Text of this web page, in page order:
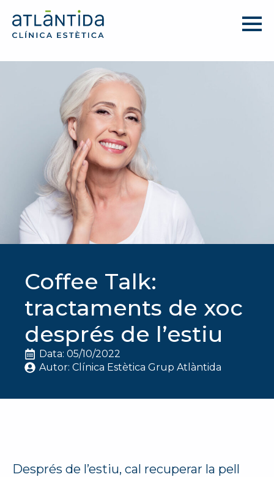
Coffee Talk:
tractaments de xoc
després de l’estiu
Data: 05/10/2022
Autor: Clínica Estètica Grup Atlàntida
Després de l’estiu, cal recuperar la pell